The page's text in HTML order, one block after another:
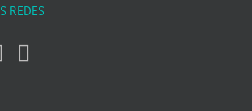
REDES